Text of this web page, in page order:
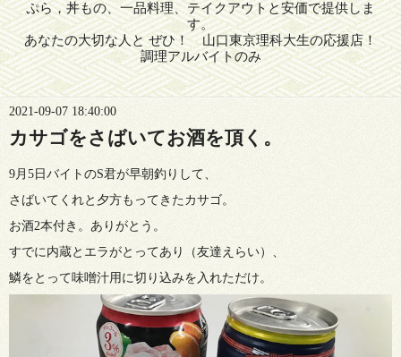
ぷら，丼もの、一品料理、テイクアウトと安価で提供しま
す。
あなたの大切な人と ぜひ！ 山口東京理科大生の応援店！
調理アルバイトのみ
2021-09-07 18:40:00
カサゴをさばいてお酒を頂く。
9月5日バイトのS君が早朝釣りして、
さばいてくれと夕方もってきたカサゴ。
お酒2本付き。ありがとう。
すでに内蔵とエラがとってあり（友達えらい）、
鱗をとって味噌汁用に切り込みを入れただけ。